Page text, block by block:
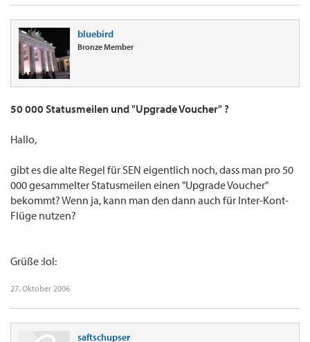
bluebird
Bronze Member
50 000 Statusmeilen und "Upgrade Voucher" ?
Hallo,
gibt es die alte Regel für SEN eigentlich noch, dass man pro 50
000 gesammelter Statusmeilen einen "Upgrade Voucher"
bekommt? Wenn ja, kann man den dann auch für Inter-Kont-
Flüge nutzen?
Grüße :lol:
27. Oktober 2006
saftschupser